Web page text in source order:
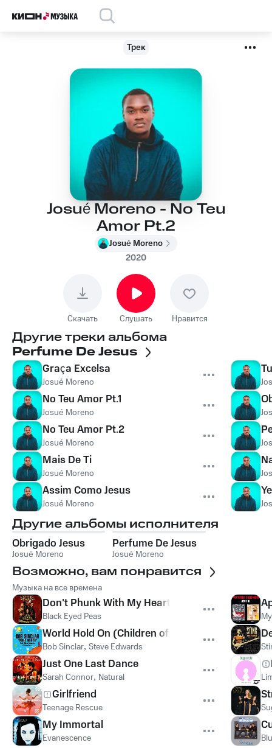
Трек
Josué Moreno - No Teu
Amor Pt.2
Josué Moreno
2020
Скачать Слушать Нравится
Другие треки альбома
Perfume De Jesus
Graça Excelsa
Josué Moreno
No Teu Amor Pt.1
Josué Moreno
No Teu Amor Pt.2
Josué Moreno
Mais De Ti
Josué Moreno
Assim Como Jesus
Josué Moreno
Другие альбомы исполнителя
Obrigado Jesus
Josué Moreno
Perfume De Jesus
Josué Moreno
Возможно, вам понравится
Музыка на все времена
Don't Phunk With My Heart
Black Eyed Peas
World Hold On (Children of the Sky)
Bob Sinclar, Steve Edwards
Just One Last Dance
Sarah Connor, Natural
Girlfriend
Teenage Rescue
My Immortal
Evanescence